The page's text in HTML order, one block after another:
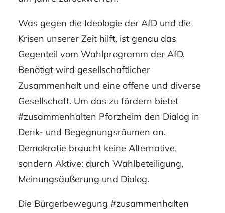
Was gegen die Ideologie der AfD und die
Krisen unserer Zeit hilft, ist genau das
Gegenteil vom Wahlprogramm der AfD.
Benötigt wird gesellschaftlicher
Zusammenhalt und eine offene und diverse
Gesellschaft. Um das zu fördern bietet
#zusammenhalten Pforzheim den Dialog in
Denk- und Begegnungsräumen an.
Demokratie braucht keine Alternative,
sondern Aktive: durch Wahlbeteiligung,
Meinungsäußerung und Dialog.
Die Bürgerbewegung #zusammenhalten